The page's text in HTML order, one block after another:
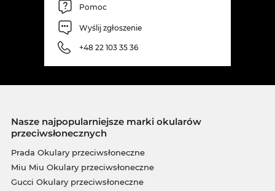
Pomoc
Wyślij zgłoszenie
+48 22 103 35 36
Nasze najpopularniejsze marki okularów
przeciwsłonecznych
Prada Okulary przeciwsłoneczne
Miu Miu Okulary przeciwsłoneczne
Gucci Okulary przeciwsłoneczne